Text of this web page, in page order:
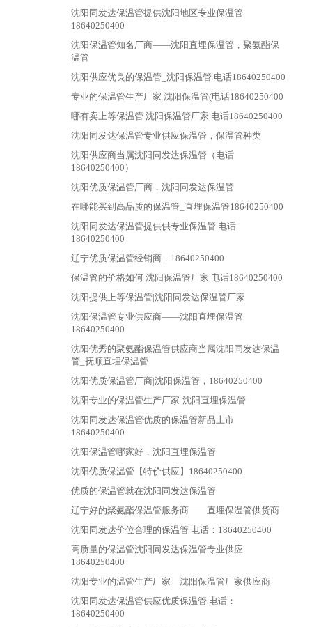
沈阳同发达保温管提供沈阳地区专业保温管
18640250400
沈阳保温管知名厂商——沈阳直埋保温管，聚氨酯保
温管
沈阳供应优良的保温管_沈阳保温管 电话18640250400
专业的保温管生产厂家 沈阳保温管(电话18640250400
哪有卖上等保温管 沈阳保温管厂家 电话18640250400
沈阳同发达保温管专业供应保温管，保温管种类
沈阳供应商当属沈阳同发达保温管（电话
18640250400）
沈阳优质保温管厂商，沈阳同发达保温管
在哪能买到高品质的保温管_直埋保温管18640250400
沈阳同发达保温管提供供专业保温管 电话
18640250400
辽宁优质保温管经销商，18640250400
保温管的价格如何 沈阳保温管厂家 电话18640250400
沈阳提供上等保温管|沈阳同发达保温管厂家
沈阳保温管专业供应商——沈阳直埋保温管
18640250400
沈阳优秀的聚氨酯保温管供应商当属沈阳同发达保温
管_抚顺直埋保温管
沈阳优质保温管厂商|沈阳保温管，18640250400
沈阳专业的保温管生产厂家-沈阳直埋保温管
沈阳同发达保温管优质的保温管新品上市
18640250400
沈阳保温管哪家好，沈阳直埋保温管
沈阳优质保温管【特价供应】18640250400
优质的保温管就在沈阳同发达保温管
辽宁好的聚氨酯保温管服务商——直埋保温管供货商
沈阳同发达价位合理的保温管 电话：18640250400
高质量的保温管沈阳同发达保温管专业供应
18640250400
沈阳专业的温管生产厂家—沈阳保温管厂家供应商
沈阳同发达保温管供应优质保温管 电话：
18640250400